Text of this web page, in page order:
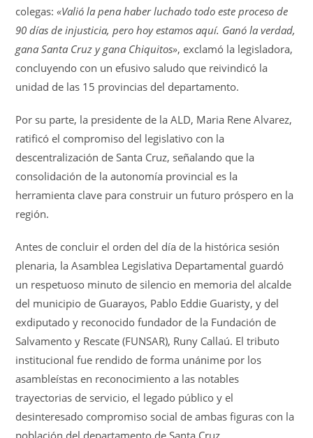
colegas:«Valió la pena haber luchado todo este proceso de
90 días de injusticia, pero hoy estamos aquí. Ganó la verdad,
gana Santa Cruz y gana Chiquitos», exclamó la legisladora,
concluyendo con un efusivo saludo que reivindicó la
unidad de las 15 provincias del departamento.
Por su parte, la presidente de la ALD, Maria Rene Alvarez,
ratificó el compromiso del legislativo con la
descentralización de Santa Cruz, señalando que la
consolidación de la autonomía provincial es la
herramienta clave para construir un futuro próspero en la
región.
Antes de concluir el orden del día de la histórica sesión
plenaria, la Asamblea Legislativa Departamental guardó
un respetuoso minuto de silencio en memoria del alcalde
del municipio de Guarayos, Pablo Eddie Guaristy, y del
exdiputado y reconocido fundador de la Fundación de
Salvamento y Rescate (FUNSAR), Runy Callaú. El tributo
institucional fue rendido de forma unánime por los
asambleístas en reconocimiento a las notables
trayectorias de servicio, el legado público y el
desinteresado compromiso social de ambas figuras con la
población del departamento de Santa Cruz